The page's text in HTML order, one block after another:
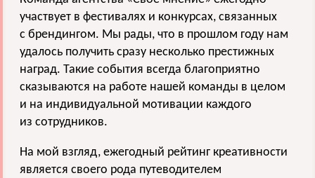
участвует в фестивалях и конкурсах, связанных
с брендингом. Мы рады, что в прошлом году нам
удалось получить сразу несколько престижных
наград. Такие события всегда благоприятно
сказываются на работе нашей команды в целом
и на индивидуальной мотивации каждого
из сотрудников.
На мой взгляд, ежегодный рейтинг креативности
является своего рода путеводителем